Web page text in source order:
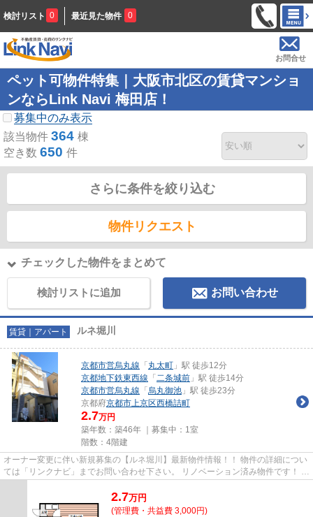
検討リスト 0 最近見た物件 0
お問合せ
ペット可物件特集｜大阪市北区の賃貸マンショ
ンならLink Navi 梅田店！
募集中のみ表示
該当物件 364 棟
空き数 650 件
さらに条件を絞り込む
物件リクエスト
チェックした物件をまとめて
検討リストに追加 お問い合わせ
賃貸｜アパート ルネ堀川
京都市営烏丸線 「 丸太町 」駅 徒歩12分
京都地下鉄東西線 「 二条城前 」駅 徒歩14分
京都市営烏丸線 「 烏丸御池 」駅 徒歩23分
京都府京都市上京区西橋詰町
2.7万円
築年数：築46年 ｜募集中： 1室
階数：4階建
オーナー変更に伴い新規募集の【ルネ堀川】最新物件情報！！ 物件の詳細につい
ては「リンクナビ」までお問い合わせ下さい。 リノベーション済み物件です！ ２
2.7万円
(管理費・共益費 3,000円)